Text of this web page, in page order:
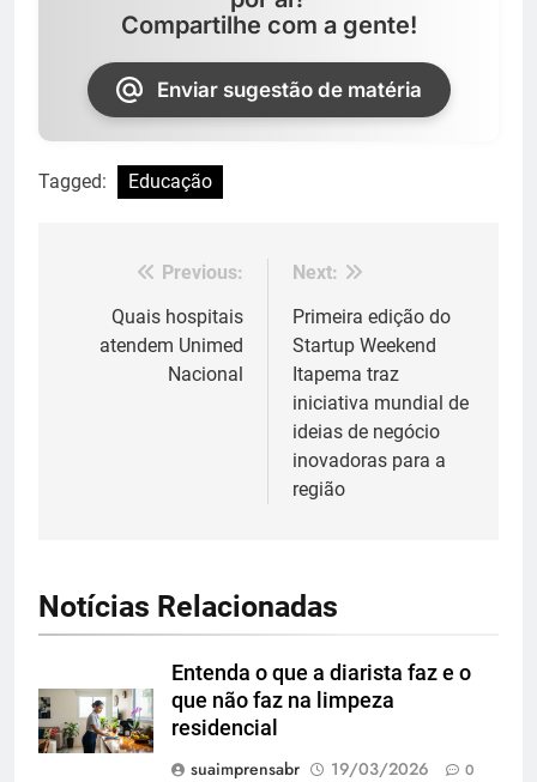
Compartilhe com a gente!
Enviar sugestão de matéria
Tagged: Educação
Navegação
Previous:
Quais hospitais
atendem Unimed
Nacional
Next:
Primeira edição do
Startup Weekend
Itapema traz
iniciativa mundial de
ideias de negócio
inovadoras para a
região
Notícias Relacionadas
Entenda o que a diarista faz e o
que não faz na limpeza
residencial
suaimprensabr
19/03/2026 0